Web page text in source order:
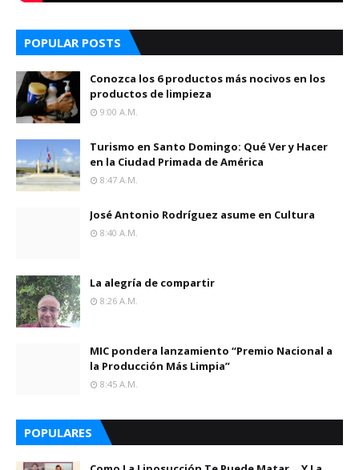
POPULAR POSTS
Conozca los 6 productos más nocivos en los
productos de limpieza
9:00 A.m.
Turismo en Santo Domingo: Qué Ver y Hacer
en la Ciudad Primada de América
8:47 A.m.
José Antonio Rodríguez asume en Cultura
8:40 A.m.
La alegría de compartir
8:26 A.m.
MIC pondera lanzamiento “Premio Nacional a
la Producción Más Limpia”
8:45 A.m.
POPULARES